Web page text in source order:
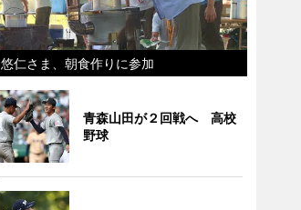
悠仁さま、朝食作りに参加
青森山田が２回戦へ 高校
野球